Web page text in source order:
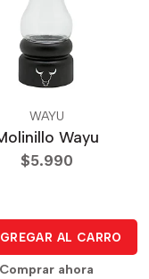
WAYU
Wayu
$5.990
AL CARRO
Comprar ahora